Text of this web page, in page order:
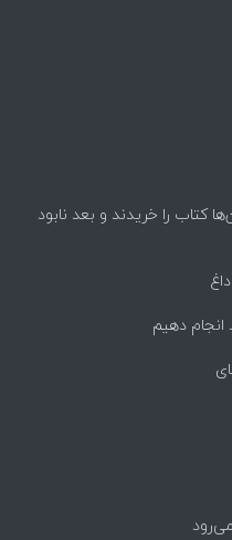
را خریدند و بعد نابود
انجام دهیم